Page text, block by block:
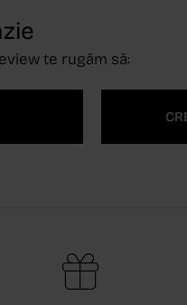
te rugăm să: